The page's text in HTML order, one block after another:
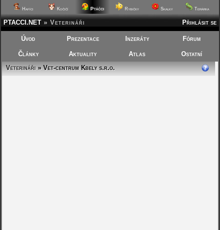
Hafíci Kočičí Ptáčci Rybičky Skalky Terárka
Přihlásit se
PTACCI.NET » Veterináři
Úvod Prezentace Inzeráty Fórum
Články Aktuality Atlas
Ostatní
Veterináři» Vet-centrum Kbely s.r.o.